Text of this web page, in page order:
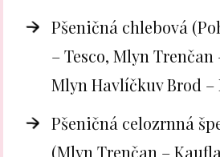
Pšeničná chlebová
– Tesco, Mlyn
Mlyn Havlíčkuv Brod –
Pšeničná celozrnná
(Mlyn Trenčan –